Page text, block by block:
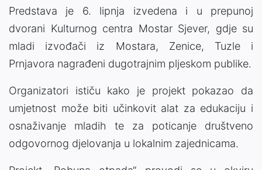
Predstava je 6. lipnja izvedena i u prepunoj
dvorani Kulturnog centra Mostar Sjever, gdje su
mladi izvođači iz Mostara, Zenice, Tuzle i
Prnjavora nagrađeni dugotrajnim pljeskom publike.
Organizatori ističu kako je projekt pokazao da
umjetnost može biti učinkovit alat za edukaciju i
osnaživanje mladih te za poticanje društveno
odgovornog djelovanja u lokalnim zajednicama.